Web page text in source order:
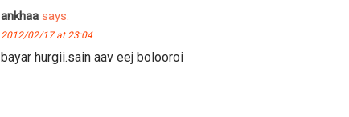
ankhaa says:
2012/02/17 at 23:04
bayar hurgii.sain aav eej bolooroi